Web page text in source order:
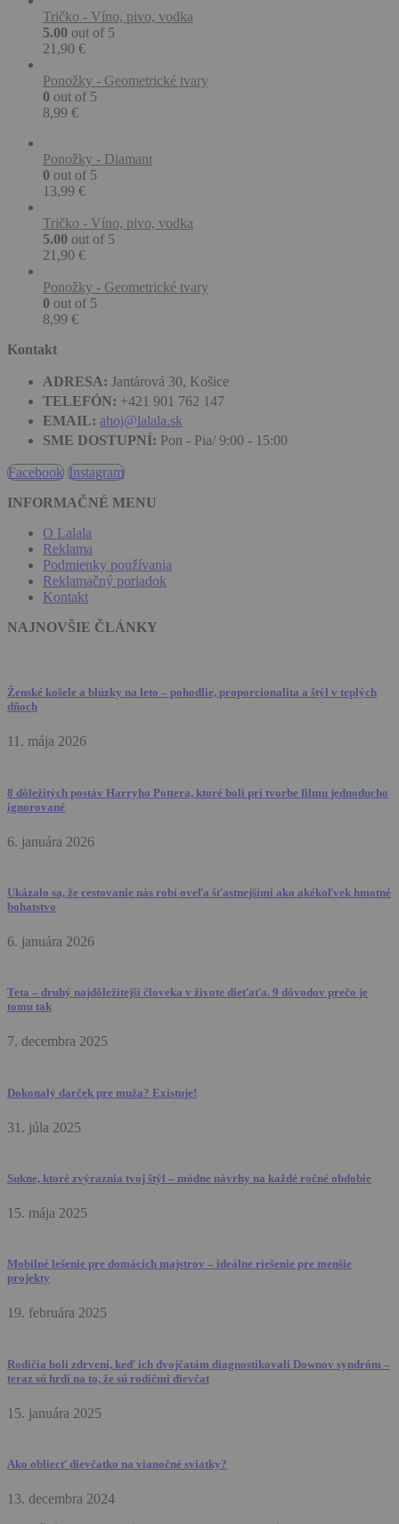
Tričko - Víno, pivo, vodka
5.00 out of 5
21,90 €
Ponožky - Geometrické tvary
0 out of 5
8,99 €
Ponožky - Diamant
0 out of 5
13,99 €
Tričko - Víno, pivo, vodka
5.00 out of 5
21,90 €
Ponožky - Geometrické tvary
0 out of 5
8,99 €
Kontakt
ADRESA: Jantárová 30, Košice
TELEFÓN: +421 901 762 147
EMAIL: ahoj@lalala.sk
SME DOSTUPNÍ: Pon - Pia/ 9:00 - 15:00
Facebook Instagram
INFORMAČNÉ MENU
O Lalala
Reklama
Podmienky používania
Reklamačný poriadok
Kontakt
NAJNOVŠIE ČLÁNKY
Ženské košele a blúzky na leto – pohodlie, proporcionalita a štýl v teplých
dňoch
11. mája 2026
8 dôležitých postáv Harryho Pottera, ktoré boli pri tvorbe filmu jednoducho
ignorované
6. januára 2026
Ukázalo sa, že cestovanie nás robí oveľa šťastnejšími ako akékoľvek hmotné
bohatstvo
6. januára 2026
Teta – druhý najdôležitejší človeka v živote dieťaťa. 9 dôvodov prečo je
tomu tak
7. decembra 2025
Dokonalý darček pre muža? Existuje!
31. júla 2025
Sukne, ktoré zvýraznia tvoj štýl – módne návrhy na každé ročné obdobie
15. mája 2025
Mobilné lešenie pre domácich majstrov – ideálne riešenie pre menšie
projekty
19. februára 2025
Rodičia boli zdrvení, keď ich dvojčatám diagnostikovali Downov syndróm –
teraz sú hrdí na to, že sú rodičmi dievčat
15. januára 2025
Ako obliecť dievčatko na vianočné sviatky?
13. decembra 2024